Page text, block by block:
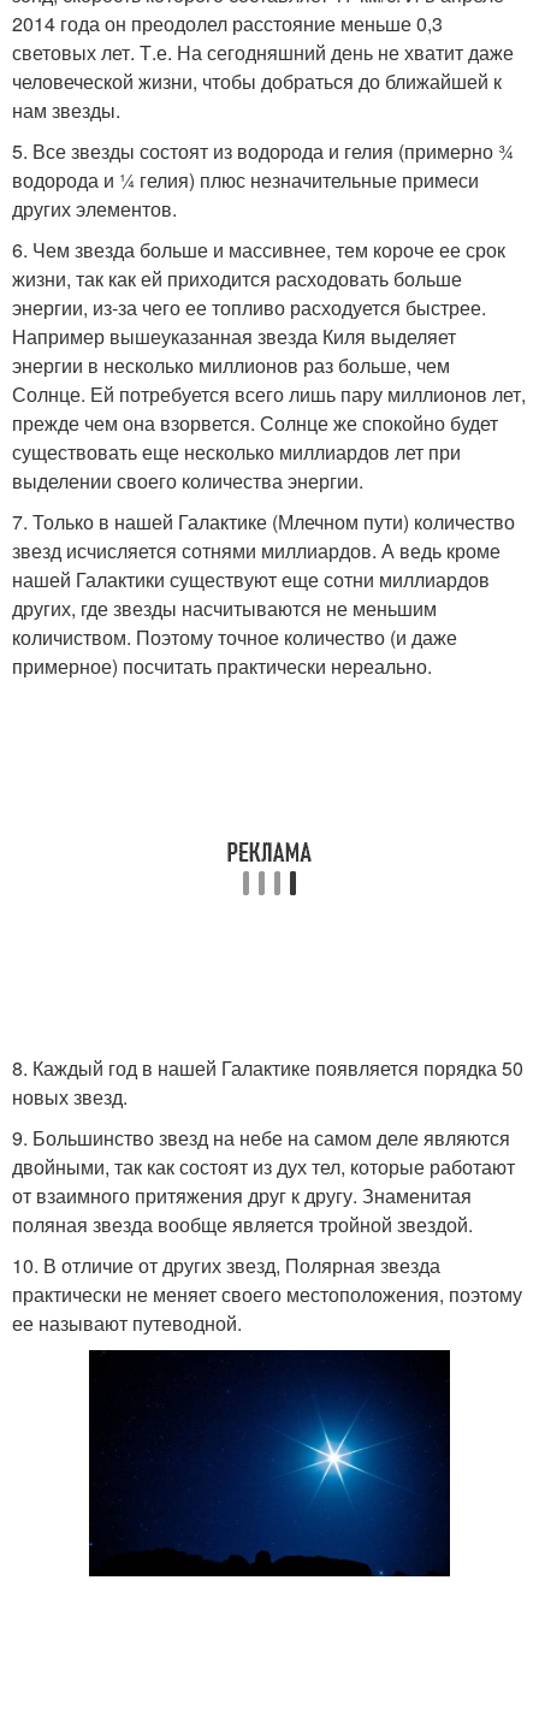
2014 года он преодолел расстояние меньше 0,3
световых лет. Т.е. На сегодняшний день не хватит даже
человеческой жизни, чтобы добраться до ближайшей к
нам звезды.
5. Все звезды состоят из водорода и гелия (примерно ¾
водорода и ¼ гелия) плюс незначительные примеси
других элементов.
6. Чем звезда больше и массивнее, тем короче ее срок
жизни, так как ей приходится расходовать больше
энергии, из-за чего ее топливо расходуется быстрее.
Например вышеуказанная звезда Киля выделяет
энергии в несколько миллионов раз больше, чем
Солнце. Ей потребуется всего лишь пару миллионов лет,
прежде чем она взорвется. Солнце же спокойно будет
существовать еще несколько миллиардов лет при
выделении своего количества энергии.
7. Только в нашей Галактике (Млечном пути) количество
звезд исчисляется сотнями миллиардов. А ведь кроме
нашей Галактики существуют еще сотни миллиардов
других, где звезды насчитываются не меньшим
количиством. Поэтому точное количество (и даже
примерное) посчитать практически нереально.
8. Каждый год в нашей Галактике появляется порядка 50
новых звезд.
9. Большинство звезд на небе на самом деле являются
двойными, так как состоят из дух тел, которые работают
от взаимного притяжения друг к другу. Знаменитая
поляная звезда вообще является тройной звездой.
10. В отличие от других звезд, Полярная звезда
практически не меняет своего местоположения, поэтому
ее называют путеводной.